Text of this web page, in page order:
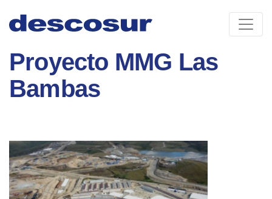
content
Proyecto MMG Las
Bambas